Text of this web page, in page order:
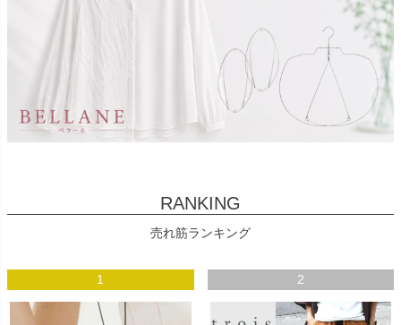
RANKING
売れ筋ランキング
1 2